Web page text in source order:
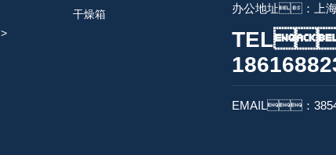
>
干燥箱 办公地址：上海
EMAIL：